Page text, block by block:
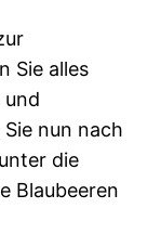
Sie alles
und
nun nach
die
Blaubeeren